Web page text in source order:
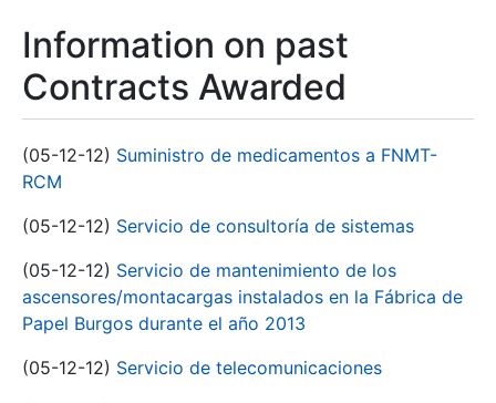
Information on past
Contracts Awarded
(05-12-12) Suministro de medicamentos a FNMT-
RCM
(05-12-12) Servicio de consultoría de sistemas
(05-12-12) Servicio de mantenimiento de los
ascensores/montacargas instalados en la Fábrica de
Papel Burgos durante el año 2013
(05-12-12) Servicio de telecomunicaciones